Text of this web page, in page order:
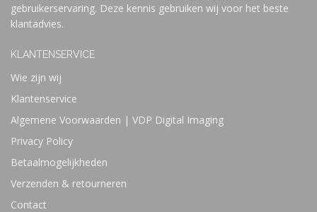
gebruikerservaring. Deze kennis gebruiken wij voor het beste
klantadvies.
KLANTENSERVICE
Wie zijn wij
Klantenservice
Algemene Voorwaarden | VDP Digital Imaging
Privacy Policy
Betaalmogelijkheden
Verzenden & retourneren
Contact